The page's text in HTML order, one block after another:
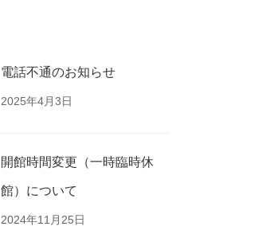
電話不通のお知らせ
2025年4月3日
開館時間変更（一時臨時休
館）について
2024年11月25日